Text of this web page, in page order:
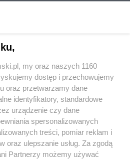
regulamin korzystania z portali
Skontaktuj sięz nami
my oraz naszych 1160
dostęp i przechowujemy
oraz przetwarzamy dane
identyfikatory, standardowe
urządzenie czy dane
spersonalizowanych
treści, pomiar reklam i
oraz ulepszanie usług. Za zgodą
Partnerzy możemy używać